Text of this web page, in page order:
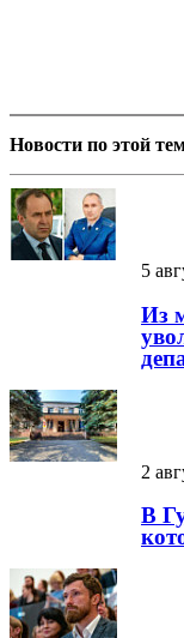
Новости по этой
5
Из
2
В